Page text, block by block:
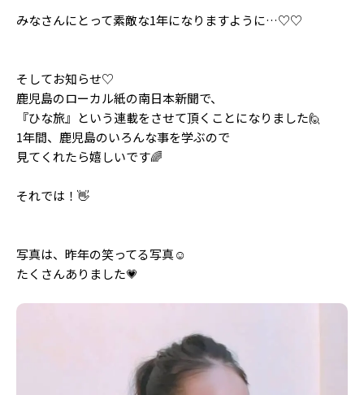
新規会員登録・ログイン
みなさんにとって素敵な1年になりますように…♡♡
そしてお知らせ♡
鹿児島のローカル紙の南日本新聞で、
『ひな旅』という連載をさせて頂くことになりました🙋
1年間、鹿児島のいろんな事を学ぶので
見てくれたら嬉しいです🌈
それでは！👋
写真は、昨年の笑ってる写真☺️
たくさんありました💗